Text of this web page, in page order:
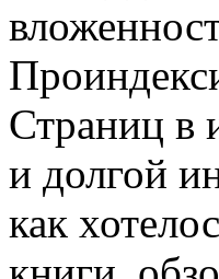
Страниц в
и долгой
как